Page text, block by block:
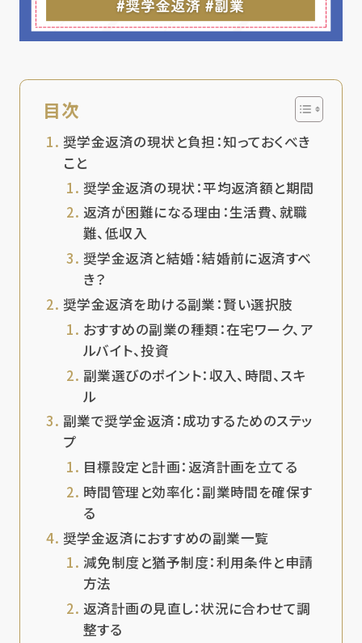
目次
奨学金返済の現状と負担：知っておくべき
こと
奨学金返済の現状：平均返済額と期間
返済が困難になる理由：生活費、就職
難、低収入
奨学金返済と結婚：結婚前に返済すべ
き？
奨学金返済を助ける副業：賢い選択肢
おすすめの副業の種類：在宅ワーク、ア
ルバイト、投資
副業選びのポイント：収入、時間、スキ
ル
副業で奨学金返済：成功するためのステッ
プ
目標設定と計画：返済計画を立てる
時間管理と効率化：副業時間を確保す
る
奨学金返済におすすめの副業一覧
減免制度と猶予制度：利用条件と申請
方法
返済計画の見直し：状況に合わせて調
整する